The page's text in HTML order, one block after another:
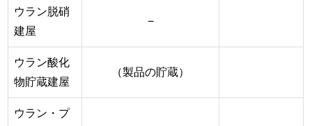
ウラン脱硝
建屋
−
ウラン酸化
物貯蔵建屋
（製品の貯蔵）
ウラン・プ